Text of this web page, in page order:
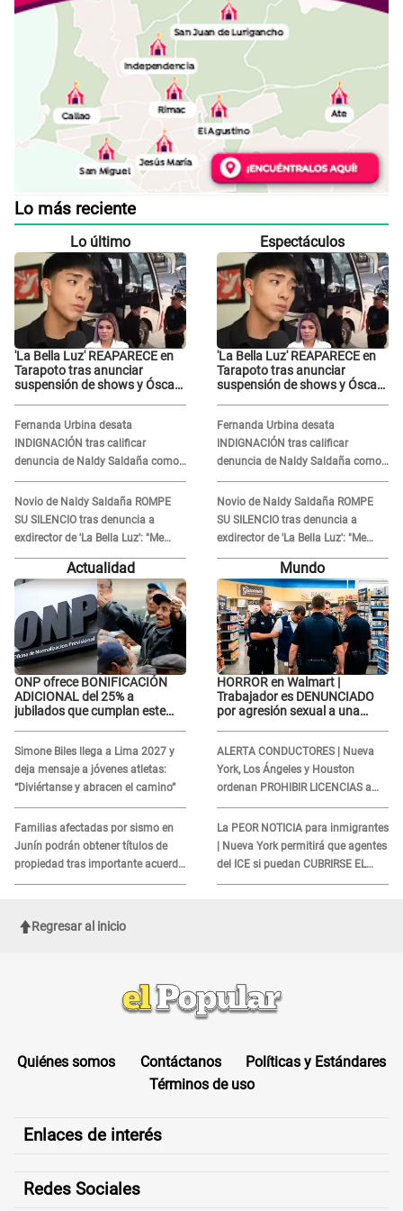
Lo más reciente
Lo último
'La Bella Luz' REAPARECE en
Tarapoto tras anunciar
suspensión de shows y Óscar
Fernanda Urbina desata
INDIGNACIÓN tras calificar
denuncia de Naldy Saldaña como
'acto bochornoso': "No es justo
atacar a otra mujer"
Novio de Naldy Saldaña ROMPE
SU SILENCIO tras denuncia a
exdirector de 'La Bella Luz': "Me
basta con que ella esté bien"
Espectáculos
'La Bella Luz' REAPARECE en
Tarapoto tras anunciar
suspensión de shows y Óscar
Fernanda Urbina desata
INDIGNACIÓN tras calificar
denuncia de Naldy Saldaña como
'acto bochornoso': "No es justo
atacar a otra mujer"
Novio de Naldy Saldaña ROMPE
SU SILENCIO tras denuncia a
exdirector de 'La Bella Luz': "Me
basta con que ella esté bien"
Actualidad
ONP ofrece BONIFICACIÓN
ADICIONAL del 25% a
jubilados que cumplan este
Simone Biles llega a Lima 2027 y
deja mensaje a jóvenes atletas:
“Diviértanse y abracen el camino”
Familias afectadas por sismo en
Junín podrán obtener títulos de
propiedad tras importante acuerdo
de Cofopri
Mundo
HORROR en Walmart |
Trabajador es DENUNCIADO
por agresión sexual a una
ALERTA CONDUCTORES | Nueva
York, Los Ángeles y Houston
ordenan PROHIBIR LICENCIAS a
quienes no presenten ESTE
DOCUMENTO
La PEOR NOTICIA para inmigrantes
| Nueva York permitirá que agentes
del ICE si puedan CUBRIRSE EL
ROSTRO
Regresar al inicio
Quiénes somos Contáctanos
Políticas y Estándares
Términos de uso
Enlaces de interés
Redes Sociales